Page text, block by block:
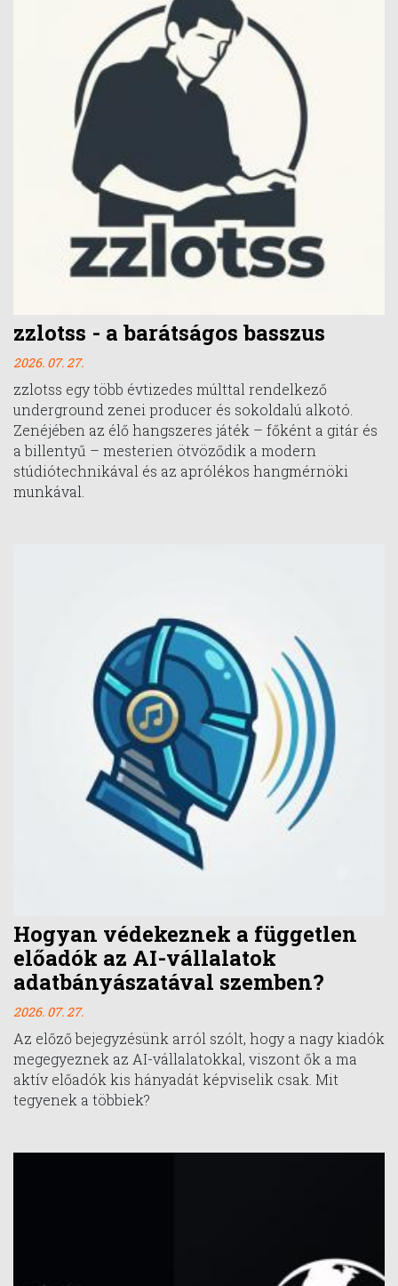
zzlotss - a barátságos basszus
2026. 07. 27.
zzlotss egy több évtizedes múlttal rendelkező
underground zenei producer és sokoldalú alkotó.
Zenéjében az élő hangszeres játék – főként a gitár és
a billentyű – mesterien ötvöződik a modern
stúdiótechnikával és az aprólékos hangmérnöki
munkával.
Hogyan védekeznek a független
előadók az AI-vállalatok
adatbányászatával szemben?
2026. 07. 27.
Az előző bejegyzésünk arról szólt, hogy a nagy kiadók
megegyeznek az AI-vállalatokkal, viszont ők a ma
aktív előadók kis hányadát képviselik csak. Mit
tegyenek a többiek?